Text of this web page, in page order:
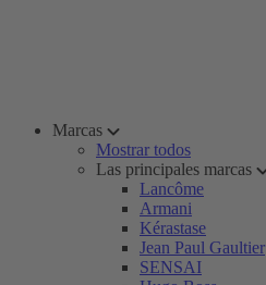
Marcas
Mostrar todos
Las principales marcas
Lancôme
Armani
Kérastase
Jean Paul Gaultier
SENSAI